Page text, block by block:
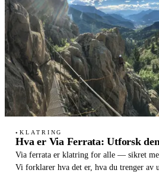
● KLATRING
Hva er Via Ferrata: Utforsk
Via ferrata er klatring for alle — sikret
Vi forklarer hva det er, hva du trenger av